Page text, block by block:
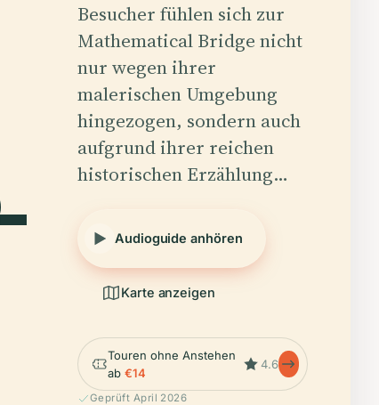
Besucher fühlen sich zur
Mathematical Bridge nicht
nur wegen ihrer
malerischen Umgebung
hingezogen, sondern auch
aufgrund ihrer reichen
historischen Erzählung…
Audioguide anhören
Karte anzeigen
Touren ohne Anstehen
ab€14
4.6
Geprüft April 2026